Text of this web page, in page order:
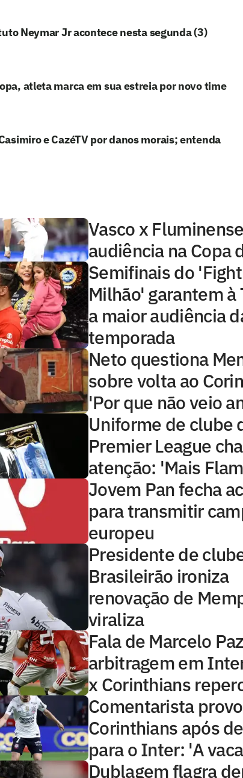
Neymar Jr acontece nesta segunda (3)
atleta marca em sua estreia por novo time
e CazéTV por danos morais; entenda
Vasco x
audiência na Copa
Semifinais do
Milhão' garantem à
a maior audiência
temporada
Neto questiona
sobre volta ao
'Por que não veio
Uniforme de clube
Premier League
atenção: 'Mais
Jovem Pan fecha
para transmitir
europeu
Presidente de
Brasileirão ironiza
renovação de
viraliza
Fala de Marcelo
arbitragem em
x Corinthians
Comentarista
Corinthians após
para o Inter: 'A
Dublagem flagra